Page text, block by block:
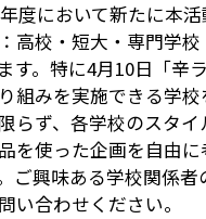
度において新たに本
高校・短大・専門学
す。特に4月10日「辛
組みを実施できる学
らず、各学校のスタ
を使った企画を自由
ご興味ある学校関係
い合わせください。